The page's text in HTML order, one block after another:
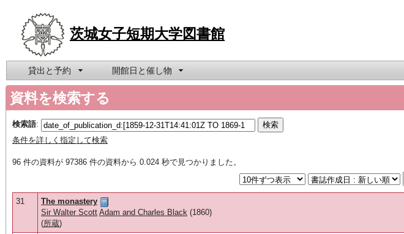
茨城女子短期大学図書館
貸出と予約 開館日と催し物
資料を検索する
検索語:
条件を詳しく指定して検索
96 件の資料が 97386 件の資料から 0.024 秒で見つかりました。
31
The monastery
Sir Walter Scott Adam and Charles Black (1860)
(所蔵)